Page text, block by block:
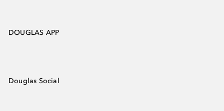
DOUGLAS APP
Douglas Social